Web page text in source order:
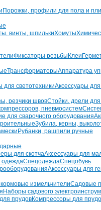
Порожки, профили для пола и
винты, шпилькиХомуты
Фиксаторы резьбы Клеи
ТрансформаторыАппаратура
для светотехникиАксессуары
резчики швовСтойки, дрели
пневмосистем
для сварочного оборудования
Зубила, керны,
Рубанки, рашпили ручные
для скотчаАксессуары для
одеждаСпецодеждаСпецобувь
Аксессуары для
измельчителиСадовые
Наборы садового
прудовКомпрессоры для